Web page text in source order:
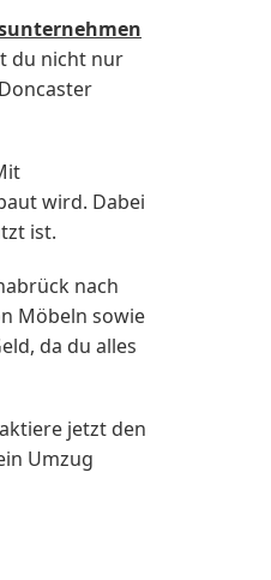
du nicht nur
wird. Dabei
ist.
nach
Möbeln sowie
da du alles
jetzt den
Umzug